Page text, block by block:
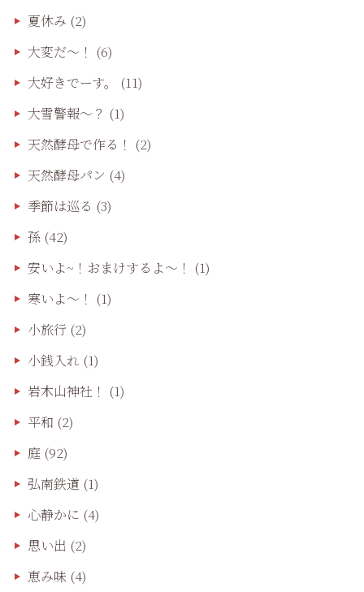
夏休み (2)
大変だ〜！ (6)
大好きでーす。
(11)
大雪警報〜？ (1)
天然酵母で作る！ (2)
天然酵母パン (4)
季節は巡る (3)
孫(42)
安いよ~！おまけするよ～！ (1)
寒いよ～！ (1)
小旅行 (2)
小銭入れ (1)
岩木山神社！ (1)
平和 (2)
庭(92)
弘南鉄道 (1)
心静かに (4)
思い出 (2)
恵み味(4)